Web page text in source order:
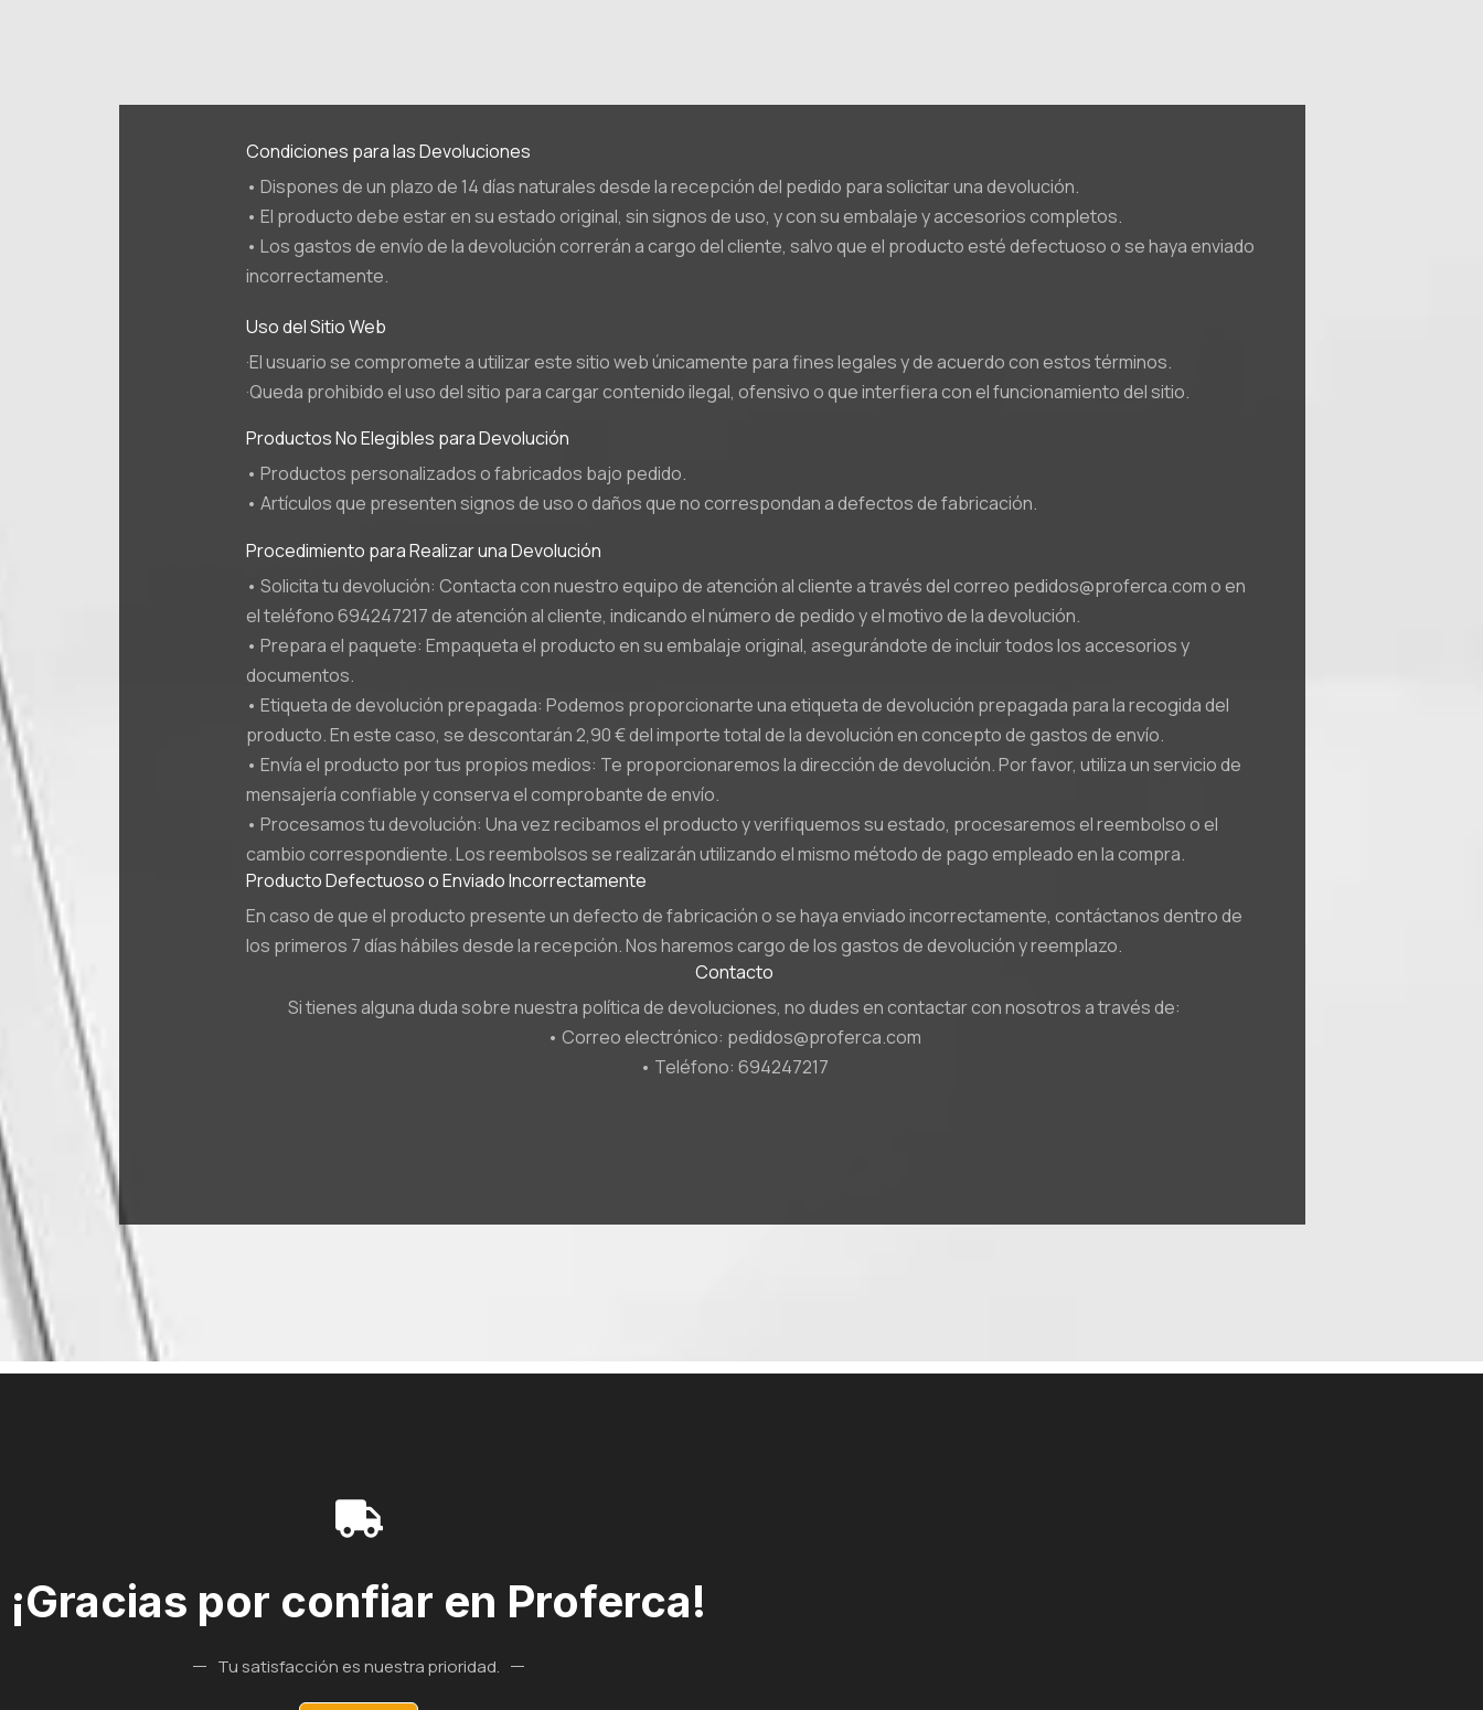
Condiciones para las Devoluciones
• Dispones de un plazo de 14 días naturales desde la recepción del pedido para solicitar una devolución.
• El producto debe estar en su estado original, sin signos de uso, y con su embalaje y accesorios completos.
• Los gastos de envío de la devolución correrán a cargo del cliente, salvo que el producto esté defectuoso o se haya enviado
incorrectamente.
Uso del Sitio Web
·El usuario se compromete a utilizar este sitio web únicamente para fines legales y de acuerdo con estos términos.
·Queda prohibido el uso del sitio para cargar contenido ilegal, ofensivo o que interfiera con el funcionamiento del sitio.
Productos No Elegibles para Devolución
• Productos personalizados o fabricados bajo pedido.
• Artículos que presenten signos de uso o daños que no correspondan a defectos de fabricación.
Procedimiento para Realizar una Devolución
• Solicita tu devolución: Contacta con nuestro equipo de atención al cliente a través del correo pedidos@proferca.com o en
el teléfono 694247217 de atención al cliente, indicando el número de pedido y el motivo de la devolución.
• Prepara el paquete: Empaqueta el producto en su embalaje original, asegurándote de incluir todos los accesorios y
documentos.
• Etiqueta de devolución prepagada: Podemos proporcionarte una etiqueta de devolución prepagada para la recogida del
producto. En este caso, se descontarán 2,90 € del importe total de la devolución en concepto de gastos de envío.
• Envía el producto por tus propios medios: Te proporcionaremos la dirección de devolución. Por favor, utiliza un servicio de
mensajería confiable y conserva el comprobante de envío.
• Procesamos tu devolución: Una vez recibamos el producto y verifiquemos su estado, procesaremos el reembolso o el
cambio correspondiente. Los reembolsos se realizarán utilizando el mismo método de pago empleado en la compra.
Producto Defectuoso o Enviado Incorrectamente
En caso de que el producto presente un defecto de fabricación o se haya enviado incorrectamente, contáctanos dentro de
los primeros 7 días hábiles desde la recepción. Nos haremos cargo de los gastos de devolución y reemplazo.
Contacto
Si tienes alguna duda sobre nuestra política de devoluciones, no dudes en contactar con nosotros a través de:
• Correo electrónico: pedidos@proferca.com
• Teléfono: 694247217
¡Gracias por confiar en Proferca!
Tu satisfacción es nuestra prioridad.